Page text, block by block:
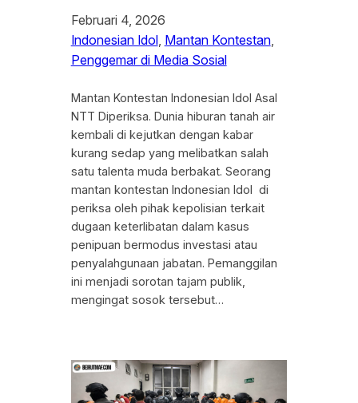
Februari 4, 2026
Indonesian Idol, Mantan Kontestan
Penggemar di Media Sosial
Mantan Kontestan Indonesian Idol Asal
NTT Diperiksa. Dunia hiburan tanah air
kembali di kejutkan dengan kabar
kurang sedap yang melibatkan salah
satu talenta muda berbakat. Seorang
mantan kontestan Indonesian Idol di
periksa oleh pihak kepolisian terkait
dugaan keterlibatan dalam kasus
penipuan bermodus investasi atau
penyalahgunaan jabatan. Pemanggilan
ini menjadi sorotan tajam publik,
mengingat sosok tersebut…